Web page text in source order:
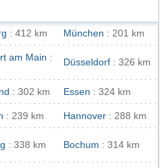
: 412 km München : 201 km
am Main :
Düsseldorf : 326 km
: 302 km Essen : 324 km
: 239 km Hannover : 288 km
: 338 km Bochum : 314 km